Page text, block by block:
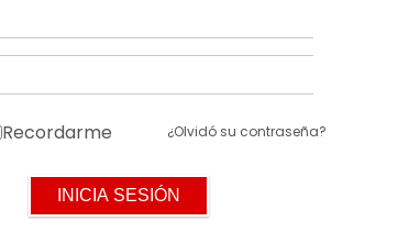
Recordarme ¿Olvidó su contraseña?